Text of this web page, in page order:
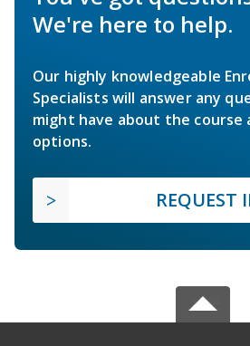
We're here to help.
Our highly knowledgeable
Specialists will answer any
might have about the course
options.
REQUEST